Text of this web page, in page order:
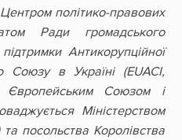
політико-правових
Ради громадського
Антикорупційної
Союзу в Україні (EUACI,
Європейським Союзом і
Міністерством
посольства Королівства